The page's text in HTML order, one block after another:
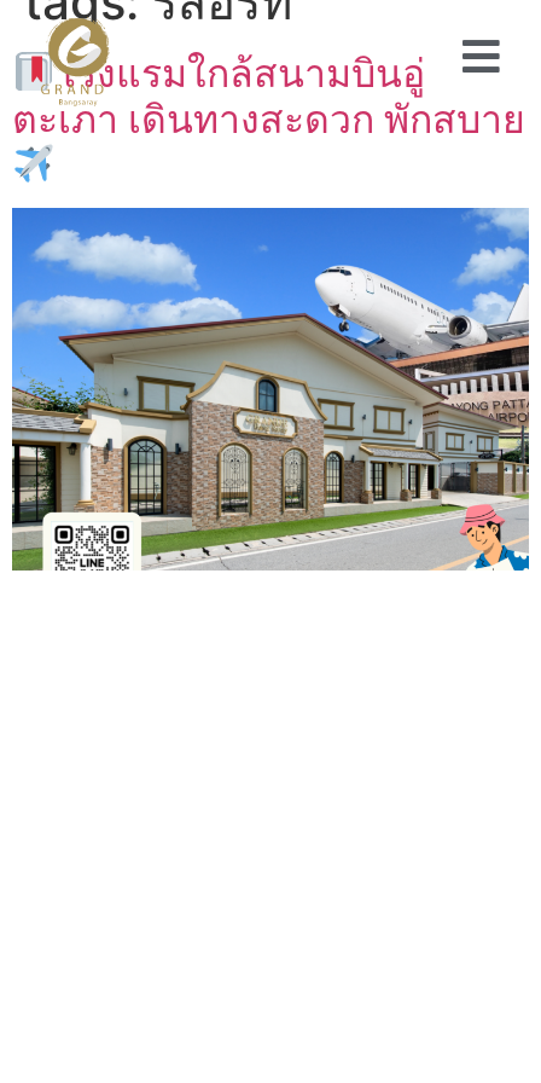
โรงแรมใกล้สนามบินอู่
ตะเภา เดินทางสะดวก พักสบาย